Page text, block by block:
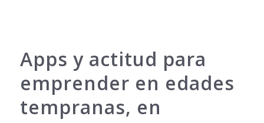
Apps y actitud para
emprender en edades
tempranas, en